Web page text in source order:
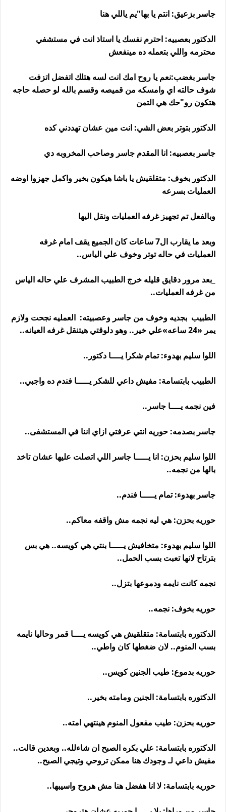
جاسر بزعيق: انتم يا بها"يم ياللي هنا
الدكتور بعصبيه: احترم نفسك يا استاذ انت في مستشفي
محترمه واللي بتعمله ده مينفعش
جاسر بغضب:نعم يا روح امك انت لسه هتلك اتفضل اتزفت
شوف حالته اي وامسكه من قميصه وقسم بالله لو حصله حاجه
هتكون رو"حك هي التمن
الدكتور بتوتر بعض الشي: انت مين عشان تهددني كده
جاسر بعصبيه: انا المقدم جاسر وصاحب المخروبه دي
الدكتور بخوف: متقلقيش يا باشا هيكون بخير واكمل جهزوا اوضه
العمليات بسرعه
وبالفعل تم تجهيز غرفه العمليات ونقل اليها
وبعد ما يقارب ال7 ساعات كان الجميع يقف امام غرفه
العمليات في حاله توتر وخوف علي الياس..
_بعد مرور دقايق قليله خرج الطبيب المشرف علي حاله الياس
من غرفه العمليات..
الطبيب بجديه وخوف من جاسر وعصبيته: العمليه نجحت ولازم
يمر «24 ساعه»علي خير.. وهو دلوقتي هيتنقل غرفه العيانه..
اللوا سليم بهدوء: تمام شكرا يــــا دكتور..
الطبيب بابتسامة: مفيش داعي للشكر يـــــا فندم ده واجبي..
فين نجمه يــــا جاسر..
جاسر بصدمه: حوريه انتي عرفتي ازاي اننا في المستشفى..
اللوا سليم بحزن: انا يـــــا جاسر اللي اتصلت عليها عشان تاخد
بالها من نجمه..
جاسر بهدوء: تمام يـــــا فندم..
حوريه بحزن: هي ليه نجمه مش واقفه معاكم..
اللوا سليم بهدوء: متخافيش يـــــا بنتي هي كويسه.. هي بس
بترتاح لانها تعبت بسب الحمل..
نجمه كانت نايمه ودموعها بتزل..
حوريه بخوف: نجمه..
الدكتوره بابتسامة: متقلقيش هي كويسه يــــا قمر وحاليا نايمه
بسب المنوم.. لان ضغطها كان واطي..
حوريه بدموع: طيب الجنين كويس..
الدكتوره بابتسامة: الجنين ومامته بخير..
حوريه بحزن: طيب مفعول المنوم هينتهي امته..
الدكتوره بابتسامة: علي بكره الصبح ان شاءلله.. وبعدين قالت..
مفيش داعي لـ وجودك هنا ممكن تروحي وتيجي الصبح..
حوريه بابتسامة: لا انا هفضل هنا مش هروح واسيبها..